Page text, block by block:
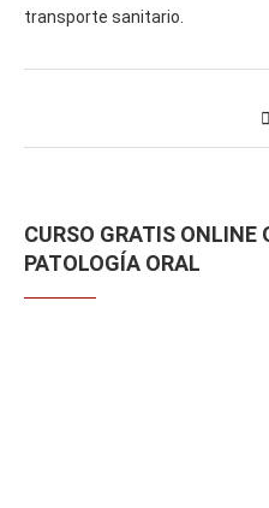
transporte sanitario.
CURSO GRATIS ONLINE
PATOLOGÍA ORAL